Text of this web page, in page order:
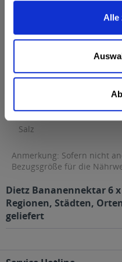
Alle
Fett
davon gesättigte
Kohlenhydrate
Eiweiß
Salz
Anmerkung: Sofern nicht
Bezugsgröße für die
Dietz Bananennektar 6
Regionen, Städten,
geliefert